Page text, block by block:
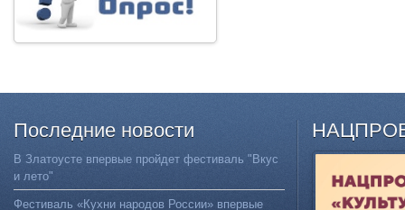
Последние новости
В Златоусте впервые пройдет фестиваль "Вкус
и лето"
Фестиваль «Кухни народов России» впервые